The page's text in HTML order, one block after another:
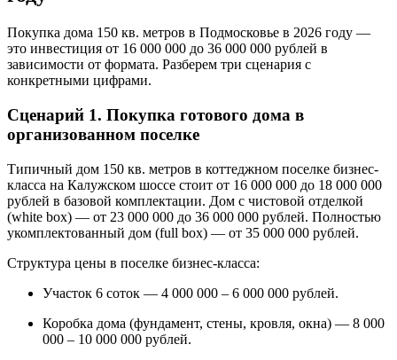
Покупка дома 150 кв. метров в Подмосковье в 2026 году —
это инвестиция от 16 000 000 до 36 000 000 рублей в
зависимости от формата. Разберем три сценария с
конкретными цифрами.
Сценарий 1. Покупка готового дома в
организованном поселке
Типичный дом 150 кв. метров в коттеджном поселке бизнес-
класса на Калужском шоссе стоит от 16 000 000 до 18 000 000
рублей в базовой комплектации. Дом с чистовой отделкой
(white box) — от 23 000 000 до 36 000 000 рублей. Полностью
укомплектованный дом (full box) — от 35 000 000 рублей.
Структура цены в поселке бизнес-класса:
Участок 6 соток — 4 000 000 – 6 000 000 рублей.
Коробка дома (фундамент, стены, кровля, окна) — 8 000
000 – 10 000 000 рублей.